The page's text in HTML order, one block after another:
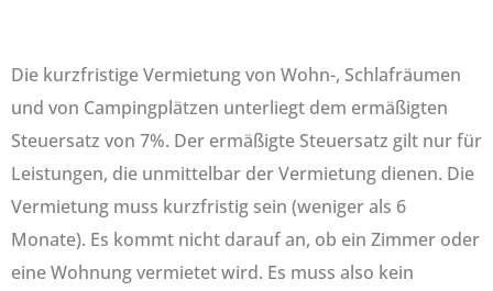
Die kurzfristige Vermietung von Wohn-, Schlafräumen
und von Campingplätzen unterliegt dem ermäßigten
Steuersatz von 7%. Der ermäßigte Steuersatz gilt nur für
Leistungen, die unmittelbar der Vermietung dienen. Die
Vermietung muss kurzfristig sein (weniger als 6
Monate). Es kommt nicht darauf an, ob ein Zimmer oder
eine Wohnung vermietet wird. Es muss also kein